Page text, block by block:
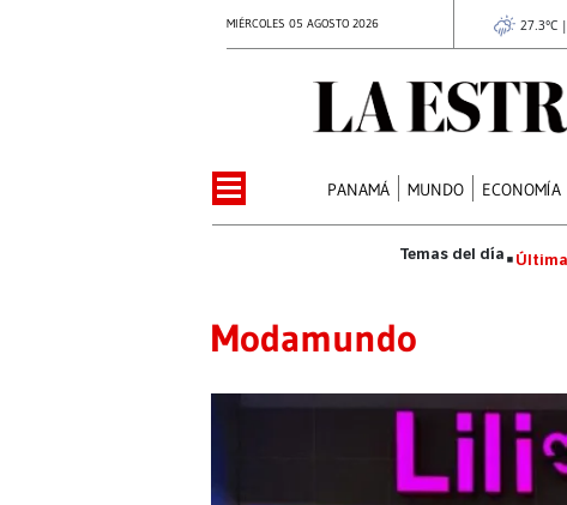
MIÉRCOLES 05 AGOSTO 2026 27.3°C
PANAMÁ MUNDO ECONOMÍA
Modamundo